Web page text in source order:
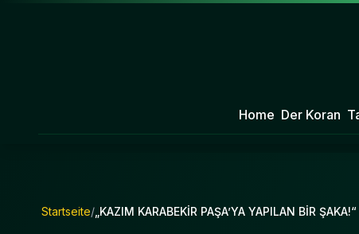
Home Der Koran
Startseite/ „KAZIM KARABEKİR PAŞA’YA YAPILAN BİR ŞAKA!“